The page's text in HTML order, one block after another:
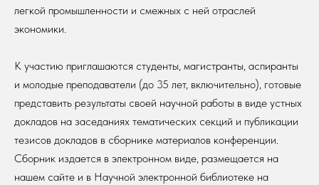
легкой промышленности и смежных с ней отраслей
экономики.
К участию приглашаются студенты, магистранты, аспиранты
и молодые преподаватели (до 35 лет, включительно), готовые
представить результаты своей научной работы в виде устных
докладов на заседаниях тематических секций и публикации
тезисов докладов в сборнике материалов конференции.
Сборник издается в электронном виде, размещается на
нашем сайте и в Научной электронной библиотеке на